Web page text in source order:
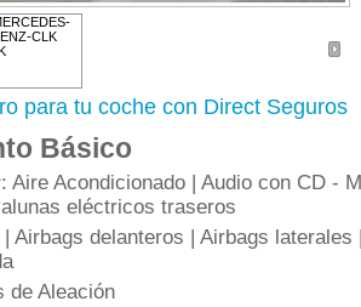
para tu coche con Direct Seguros
Básico
: Aire Acondicionado | Audio con CD -
eléctricos traseros
| Airbags delanteros | Airbags
de Aleación